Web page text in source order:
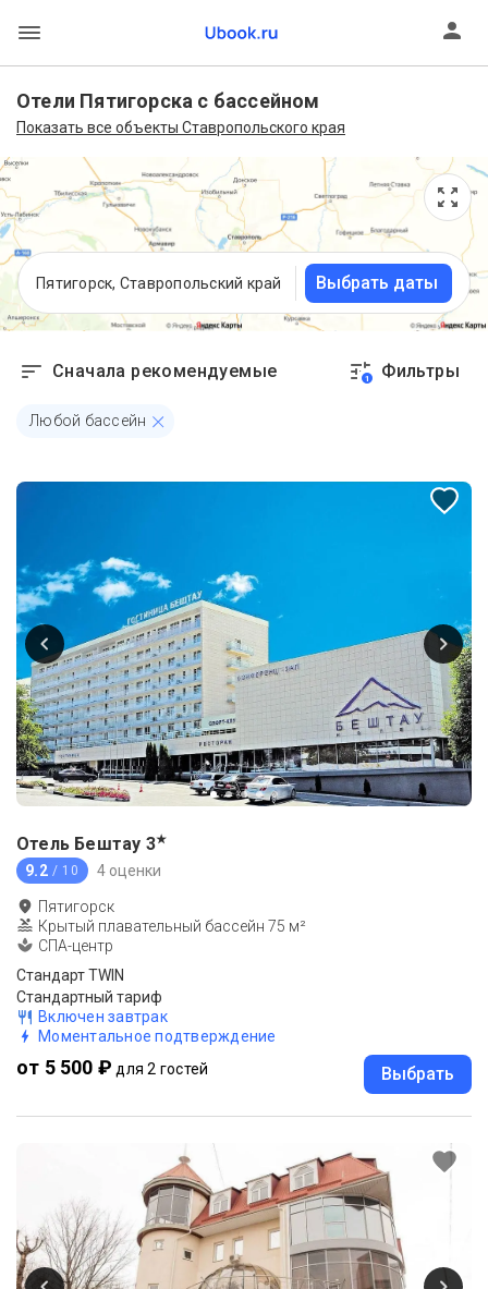
Отели Пятигорска с бассейном
Показать все объекты Ставропольского края
Пятигорск, Ставропольский край Выбрать даты
Сначала рекомендуемые 1 Фильтры
Любой бассейн
Отель Бештау 3★
9.2 / 10 4 оценки
Пятигорск
Крытый плавательный бассейн 75 м²
СПА-центр
Стандарт TWIN
Стандартный тариф
Включен завтрак
Моментальное подтверждение
от 5 500 ₽ для 2 гостей Выбрать